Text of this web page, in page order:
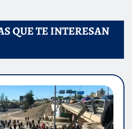
QUE TE INTERESAN